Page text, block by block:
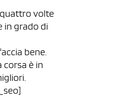
volte
in grado di
bene.
è in